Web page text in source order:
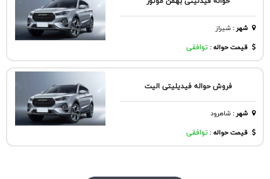
شهر:شيراز
قیمت حواله : توافقی
فروش حواله فیدیلیتی الیت
شهر:شاهرود
قیمت حواله : توافقی